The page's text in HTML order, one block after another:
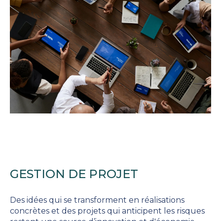
GESTION DE PROJET
Des idées qui se transforment en réalisations
concrètes et des projets qui anticipent les risques